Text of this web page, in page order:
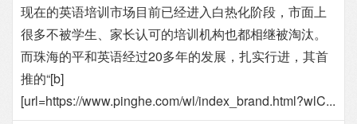
现在的英语培训市场目前已经进入白热化阶段，市面上
很多不被学生、家长认可的培训机构也都相继被淘汰。
而珠海的平和英语经过20多年的发展，扎实行进，其首
推的“[b]
[url=https://www.pinghe.com/wl/index_brand.html?wlC...